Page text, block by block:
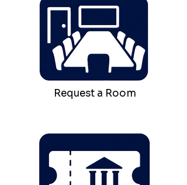
Request a Room